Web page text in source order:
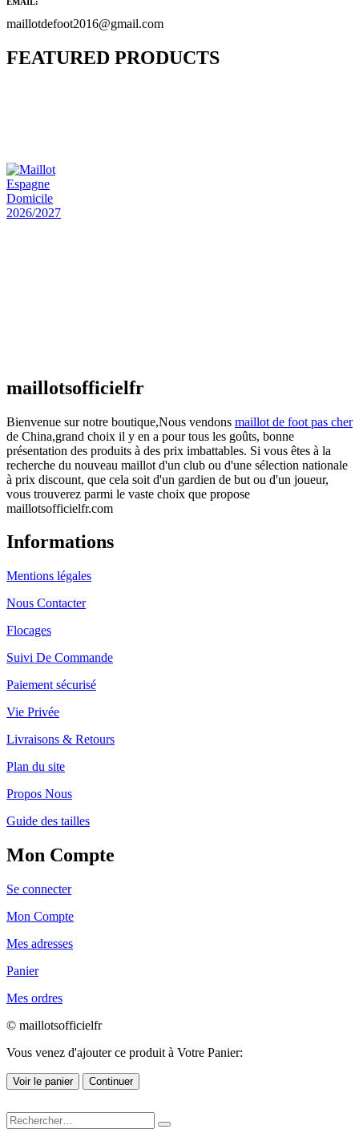
maillotdefoot2016@gmail.com
FEATURED PRODUCTS
maillotsofficielfr
Bienvenue sur notre boutique,Nous vendons maillot de foot pas cher
de China,grand choix il y en a pour tous les goûts, bonne
présentation des produits à des prix imbattables. Si vous êtes à la
recherche du nouveau maillot d'un club ou d'une sélection nationale
à prix discount, que cela soit d'un gardien de but ou d'un joueur,
vous trouverez parmi le vaste choix que propose
maillotsofficielfr.com
Informations
Mentions légales
Nous Contacter
Flocages
Suivi De Commande
Paiement sécurisé
Vie Privée
Livraisons & Retours
Plan du site
Propos Nous
Guide des tailles
Mon Compte
Se connecter
Mon Compte
Mes adresses
Panier
Mes ordres
© maillotsofficielfr
Vous venez d'ajouter ce produit à Votre Panier:
Voir le panier Continuer